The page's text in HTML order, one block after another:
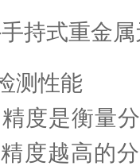
性能
是衡量分
度越高的